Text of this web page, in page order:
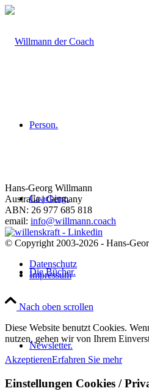
Person.
Coaching.
Die Bücher.
Newsletter.
Hans-Georg Willmann
Australia | Germany
ABN: 26 977 685 818
email: info@willmann.coach
© Copyright 2003-2026 - Hans-
Datenschutz
Impressum
Nach oben scrollen
Diese Website benutzt Cookies.
nutzen, gehen wir von Ihrem
AkzeptierenErfahren Sie mehr
Einstellungen Cookies /